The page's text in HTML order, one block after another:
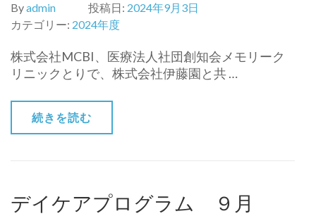
Byadmin 投稿日: 2024年9月3日
カテゴリー: 2024年度
株式会社MCBI、医療法人社団創知会メモリーク
リニックとりで、株式会社伊藤園と共 …
続きを読む
デイケアプログラム ９月